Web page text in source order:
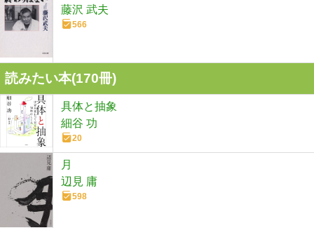
藤沢 武夫
566
読みたい本(170冊)
具体と抽象
細谷 功
20
月
辺見 庸
598